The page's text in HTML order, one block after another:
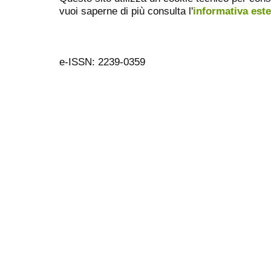
vuoi saperne di più consulta l'informativa
e-ISSN: 2239-0359